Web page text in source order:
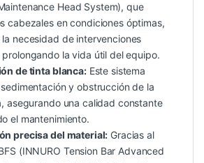
Head System), que
cabezales en condiciones óptimas,
necesidad de intervenciones
prolongando la vida útil del equipo.
de tinta blanca:Este sistema
y obstrucción de la
asegurando una calidad constante
el mantenimiento.
precisa del material: Gracias al
(INNURO Tension Bar Advanced